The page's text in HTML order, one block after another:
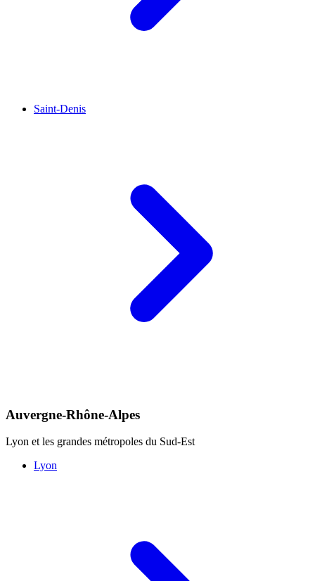
Saint-Denis
Auvergne-Rhône-Alpes
Lyon et les grandes métropoles du Sud-Est
Lyon